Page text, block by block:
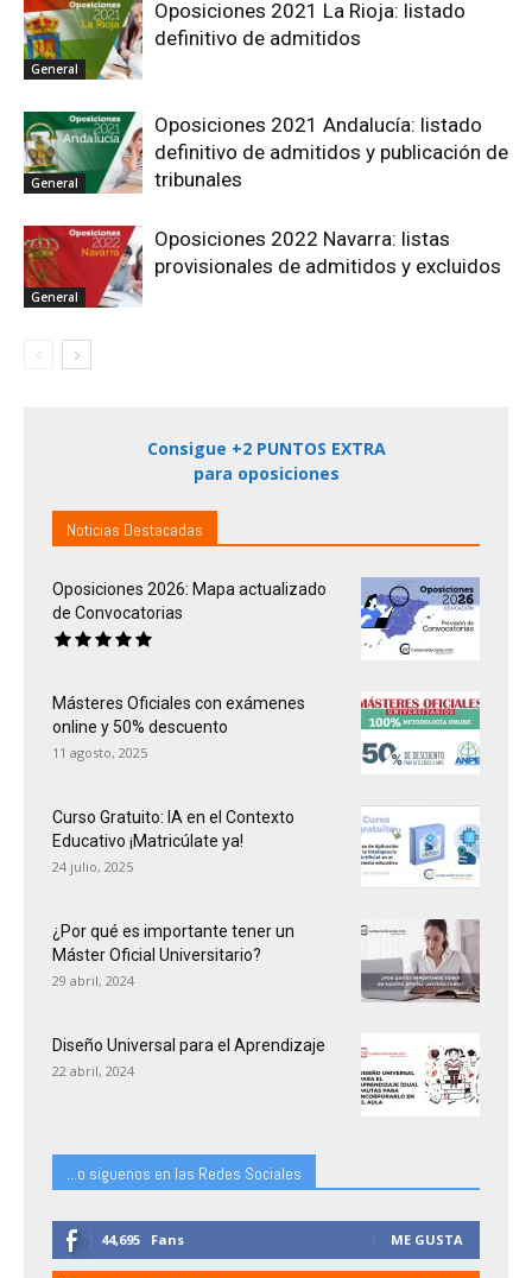
General
Oposiciones 2021 La Rioja: listado
definitivo de admitidos
General
Oposiciones 2021 Andalucía: listado
definitivo de admitidos y publicación de
tribunales
General
Oposiciones 2022 Navarra: listas
provisionales de admitidos y excluidos
Consigue +2 PUNTOS EXTRA
para oposiciones
Noticias Destacadas
Oposiciones 2026: Mapa actualizado
de Convocatorias
Másteres Oficiales con exámenes
online y 50% descuento
11 agosto, 2025
Curso Gratuito: IA en el Contexto
Educativo ¡Matricúlate ya!
24 julio, 2025
¿Por qué es importante tener un
Máster Oficial Universitario?
29 abril, 2024
Diseño Universal para el Aprendizaje
22 abril, 2024
...o siguenos en las Redes Sociales
44,695 Fans ME GUSTA